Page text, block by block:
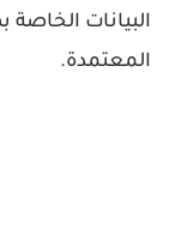
البيانات
المعتمدة.